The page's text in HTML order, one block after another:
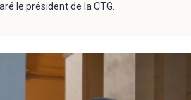
le président de la CTG.